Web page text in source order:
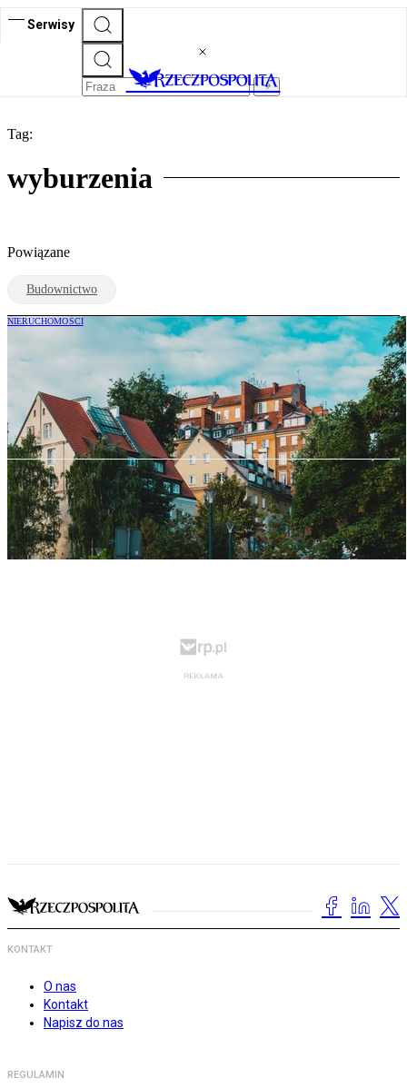
Serwisy
Tag:
wyburzenia
Powiązane
Budownictwo
NIERUCHOMOŚCI
To ważny wyrok dla właścicieli
nieruchomości. "Nie można udzielić
zgody"
KONTAKT
O nas
Kontakt
Napisz do nas
REGULAMIN